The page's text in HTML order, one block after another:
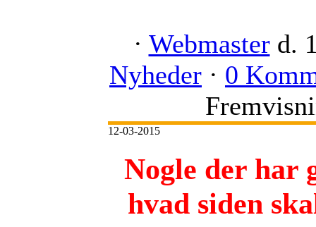
· Webmasterd.
Nyheder · 0
12-03-2015
Nogle der har
hvad siden